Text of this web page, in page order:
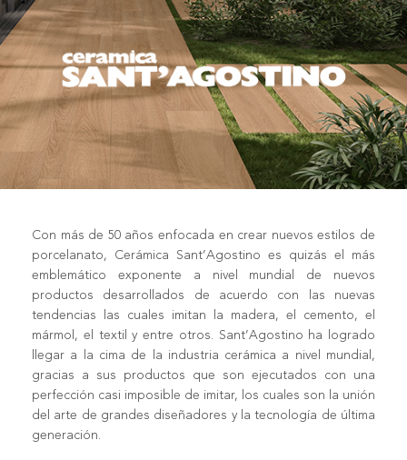
Con más de 50 años enfocada en crear nuevos estilos de
porcelanato, Cerámica Sant’Agostino es quizás el más
emblemático exponente a nivel mundial de nuevos
productos desarrollados de acuerdo con las nuevas
tendencias las cuales imitan la madera, el cemento, el
mármol, el textil y entre otros. Sant’Agostino ha logrado
llegar a la cima de la industria cerámica a nivel mundial,
gracias a sus productos que son ejecutados con una
perfección casi imposible de imitar, los cuales son la unión
del arte de grandes diseñadores y la tecnología de última
generación.